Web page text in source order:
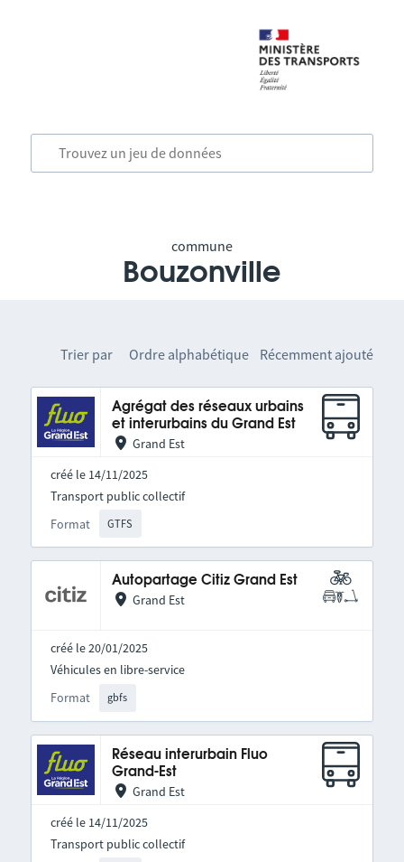
commune
Bouzonville
Trier par Ordre alphabétique Récemment ajouté
Agrégat des réseaux urbains
et interurbains du Grand Est
Grand Est
créé le 14/11/2025
Format GTFS
Transport public collectif
Autopartage Citiz Grand Est
Grand Est
créé le 20/01/2025
Format gbfs
Véhicules en libre-service
Réseau interurbain Fluo
Grand-Est
Grand Est
créé le 14/11/2025
Transport public collectif